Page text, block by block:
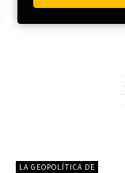
LA GEOPOLÍTICA DE